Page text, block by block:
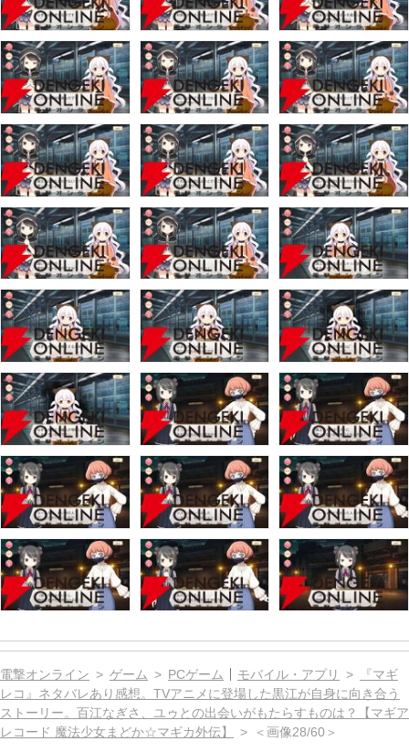
電撃オンライン ゲーム PCゲーム モバイル・アプリ
『マギ
レコ』ネタバレあり感想。TVアニメに登場した黒江が自身に向き合う
ストーリー。百江なぎさ、ユゥとの出会いがもたらすものは？【マギア
レコード 魔法少女まどか☆マギカ外伝】
＜画像28/60＞